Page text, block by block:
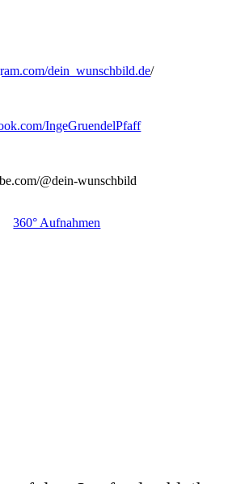
dein_wunschbild.de/
IngeGruendelPfaff
@dein-wunschbild
360° Aufnahmen